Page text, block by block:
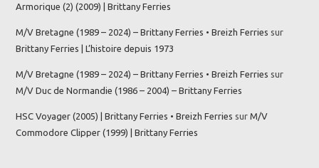
Armorique (2) (2009) | Brittany Ferries
M/V Bretagne (1989 – 2024) – Brittany Ferries • Breizh Ferries sur
Brittany Ferries | L’histoire depuis 1973
M/V Bretagne (1989 – 2024) – Brittany Ferries • Breizh Ferries sur
M/V Duc de Normandie (1986 – 2004) – Brittany Ferries
HSC Voyager (2005) | Brittany Ferries • Breizh Ferries surM/V
Commodore Clipper (1999) | Brittany Ferries